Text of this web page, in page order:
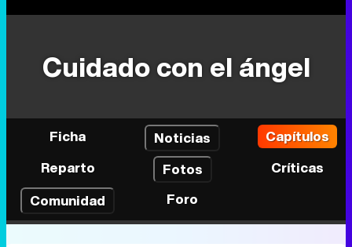
Cuidado con el ángel
Ficha Noticias
Capítulos
Reparto
Fotos
Críticas
Comunidad
Foro